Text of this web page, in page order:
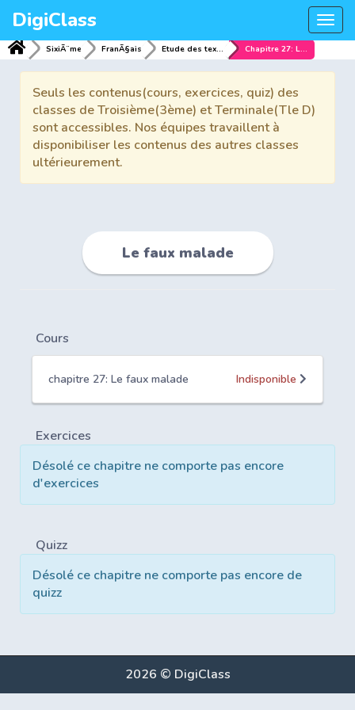
DigiClass
SixiÃ¨me FranÃ§ais Etude des textes Chapitre 27: Le faux malade
Seuls les contenus(cours, exercices, quiz) des
classes de Troisième(3ème) et Terminale(Tle D)
sont accessibles. Nos équipes travaillent à
disponibiliser les contenus des autres classes
ultérieurement.
Le faux malade
Cours
chapitre 27: Le faux malade Indisponible
Exercices
Désolé ce chapitre ne comporte pas encore
d'exercices
Quizz
Désolé ce chapitre ne comporte pas encore de
quizz
2026 © DigiClass